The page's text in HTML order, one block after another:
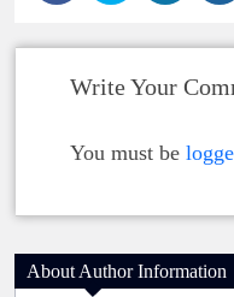
Write Your
You must be
About Author Information